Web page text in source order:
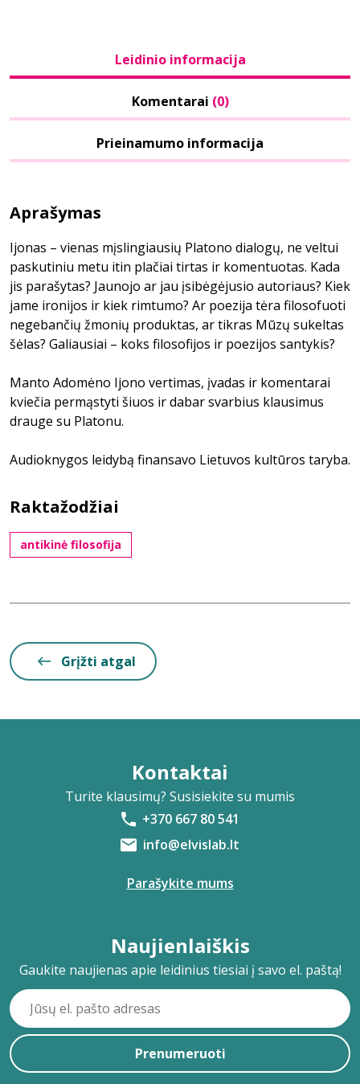
Leidinio informacija
Komentarai (0)
Prieinamumo informacija
Aprašymas
Ijonas – vienas mįslingiausių Platono dialogų, ne veltui
paskutiniu metu itin plačiai tirtas ir komentuotas. Kada
jis parašytas? Jaunojo ar jau įsibėgėjusio autoriaus? Kiek
jame ironijos ir kiek rimtumo? Ar poezija tėra filosofuoti
negebančių žmonių produktas, ar tikras Mūzų sukeltas
šėlas? Galiausiai – koks filosofijos ir poezijos santykis?
Manto Adomėno Ijono vertimas, įvadas ir komentarai
kviečia permąstyti šiuos ir dabar svarbius klausimus
drauge su Platonu.
Audioknygos leidybą finansavo Lietuvos kultūros taryba.
Raktažodžiai
antikinė filosofija
Grįžti atgal
Kontaktai
Turite klausimų? Susisiekite su mumis
+370 667 80 541
info@elvislab.lt
Parašykite mums
Naujienlaiškis
Gaukite naujienas apie leidinius tiesiai į savo el. paštą!
Prenumeruoti